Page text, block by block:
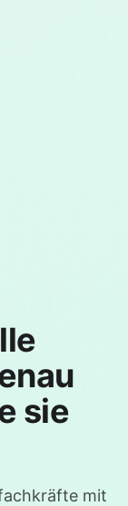
sie
mit